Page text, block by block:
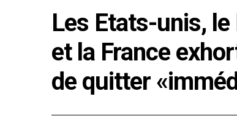
Les Etats-unis,
et la France
de quitter